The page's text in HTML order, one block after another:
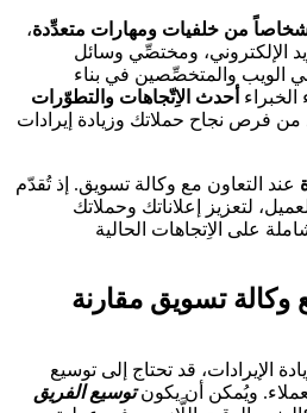
من خلفيات ومهارات متعدِّدة،
الإلكتروني، ومختصِّي وسائل
الويب والمتخصِّصين في بناء
الخبراء أحدث الاِتّجاهات والتطوّرات
فرص نجاح حملاتك وزيادة إيرادات
عند التعاون مع وكالة تسويق. إذ تُقدّم
لتعزيز إعلاناتك وحملاتك
على الاِتجاهات الحالية
وكالة تسويق مقارنة
الإيرادات، قد تحتاج إلى توسيع
ويُمكن أن يكونتوسيع الفريق